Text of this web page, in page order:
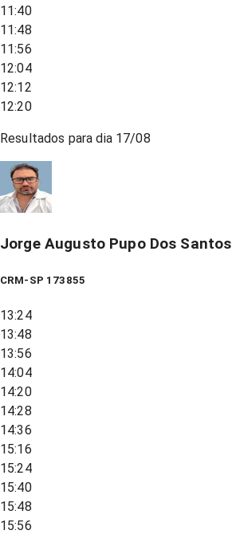
11:40
11:48
11:56
12:04
12:12
12:20
Resultados para dia 17/08
Jorge Augusto Pupo Dos Santos
CRM-SP 173855
13:24
13:48
13:56
14:04
14:20
14:28
14:36
15:16
15:24
15:40
15:48
15:56